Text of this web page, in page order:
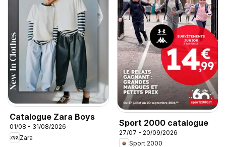
Catalogue Zara Boys
01/08 - 31/08/2026
Zara
Sport 2000 catalogue
27/07 - 20/09/2026
Sport 2000